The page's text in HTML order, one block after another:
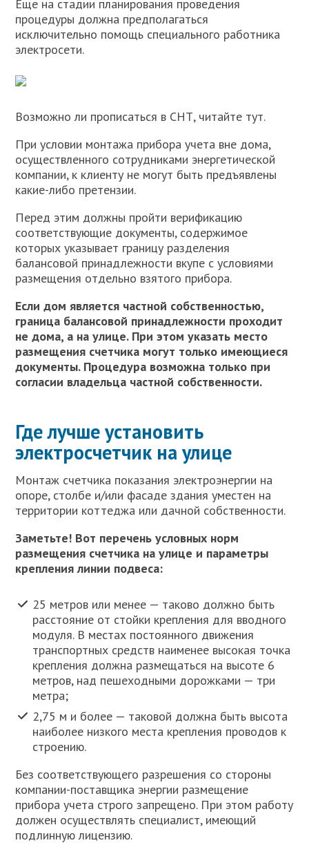
Еще на стадии планирования проведения
процедуры должна предполагаться
исключительно помощь специального работника
электросети.
Возможно ли прописаться в СНТ, читайте тут.
При условии монтажа прибора учета вне дома,
осуществленного сотрудниками энергетической
компании, к клиенту не могут быть предъявлены
какие-либо претензии.
Перед этим должны пройти верификацию
соответствующие документы, содержимое
которых указывает границу разделения
балансовой принадлежности вкупе с условиями
размещения отдельно взятого прибора.
Если дом является частной собственностью,
граница балансовой принадлежности проходит
не дома, а на улице. При этом указать место
размещения счетчика могут только имеющиеся
документы. Процедура возможна только при
согласии владельца частной собственности.
Где лучше установить
электросчетчик на улице
Монтаж счетчика показания электроэнергии на
опоре, столбе и/или фасаде здания уместен на
территории коттеджа или дачной собственности.
Заметьте! Вот перечень условных норм
размещения счетчика на улице и параметры
крепления линии подвеса:
25 метров или менее — таково должно быть
расстояние от стойки крепления для вводного
модуля. В местах постоянного движения
транспортных средств наименее высокая точка
крепления должна размещаться на высоте 6
метров, над пешеходными дорожками — три
метра;
2,75 м и более — таковой должна быть высота
наиболее низкого места крепления проводов к
строению.
Без соответствующего разрешения со стороны
компании-поставщика энергии размещение
прибора учета строго запрещено. При этом работу
должен осуществлять специалист, имеющий
подлинную лицензию.